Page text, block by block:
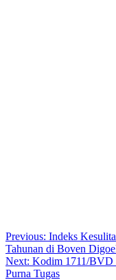
Post
navigation
Previous: Indeks
Tahunan di Boven
Next: Kodim 1711/BVD
Purna Tugas